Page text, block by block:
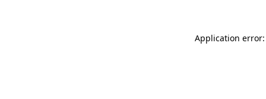
Application